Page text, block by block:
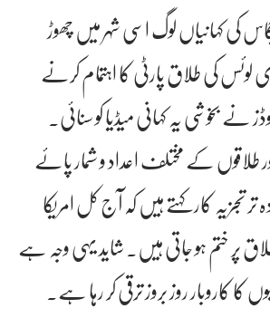
کی کہانیاں لوگ اسی شہر میں چھوڑ
کی طلاق پارٹی کا اہتمام کرنے
روڈز نے بخوشی یہ کہانی میڈیا کو سنائی۔
طلاقوں کے مختلف اعداد و شمار پائے
تجزیہ کار کہتے ہیں کہ آج کل امریکا
پر ختم ہو جاتی ہیں۔ شاید یہی وجہ ہے
کا کاروبار روز بروز ترقی کر رہا ہے۔